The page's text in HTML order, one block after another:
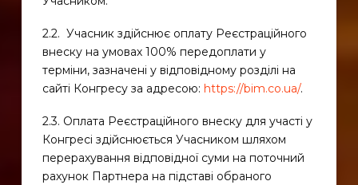
2.2. Учасник здійснює оплату Реєстраційного
внеску на умовах 100% передоплати у
терміни, зазначені у відповідному розділі на
сайті Конгресу за адресою: https://bim.co.ua/.
2.3. Оплата Реєстраційного внеску для участі у
Конгресі здійснюється Учасником шляхом
перерахування відповідної суми на поточний
рахунок Партнера на підставі обраного